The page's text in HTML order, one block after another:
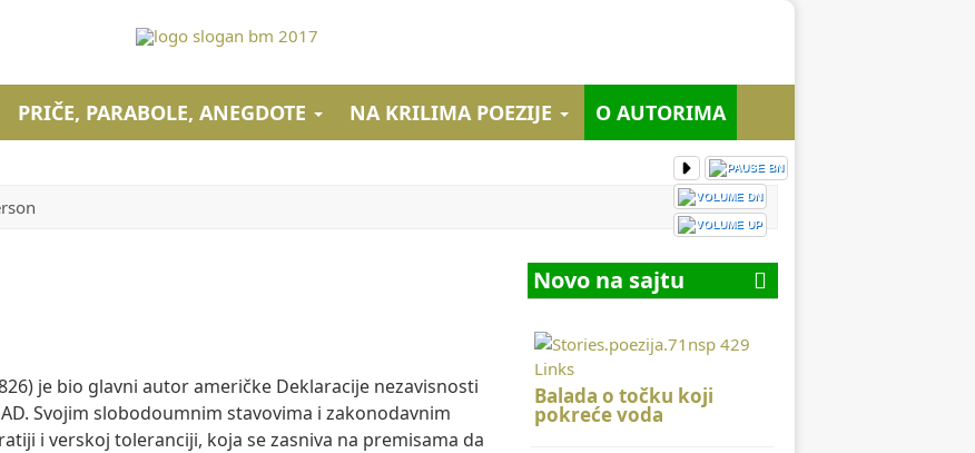
PRIČE, PARABOLE, ANEGDOTE NA KRILIMA POEZIJE O AUTORIMA
je bio glavni autor američke Deklaracije nezavisnosti
Svojim slobodoumnim stavovima i zakonodavnim
i verskoj toleranciji, koja se zasniva na premisama da
Novo na sajtu
Balada o točku koji
pokreće voda